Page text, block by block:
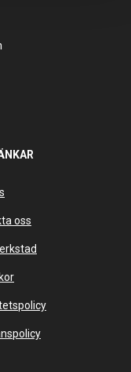
oss